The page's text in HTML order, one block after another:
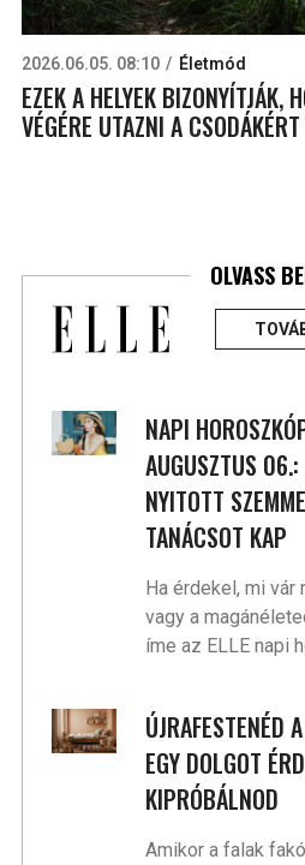
2026.06.05. 08:10 Életmód
EZEK A HELYEK BIZONYÍTJÁK,
VÉGÉRE UTAZNI A CSODÁKÉRT
OLVASS
NAPI
AUGUSZTUS
NYITOTT
TANÁCSOT KAP
Ha érdekel, mi vár
vagy a
íme az ELLE napi
ÚJRAFESTENÉD
EGY DOLGOT
KIPRÓBÁLNOD
Amikor a falak